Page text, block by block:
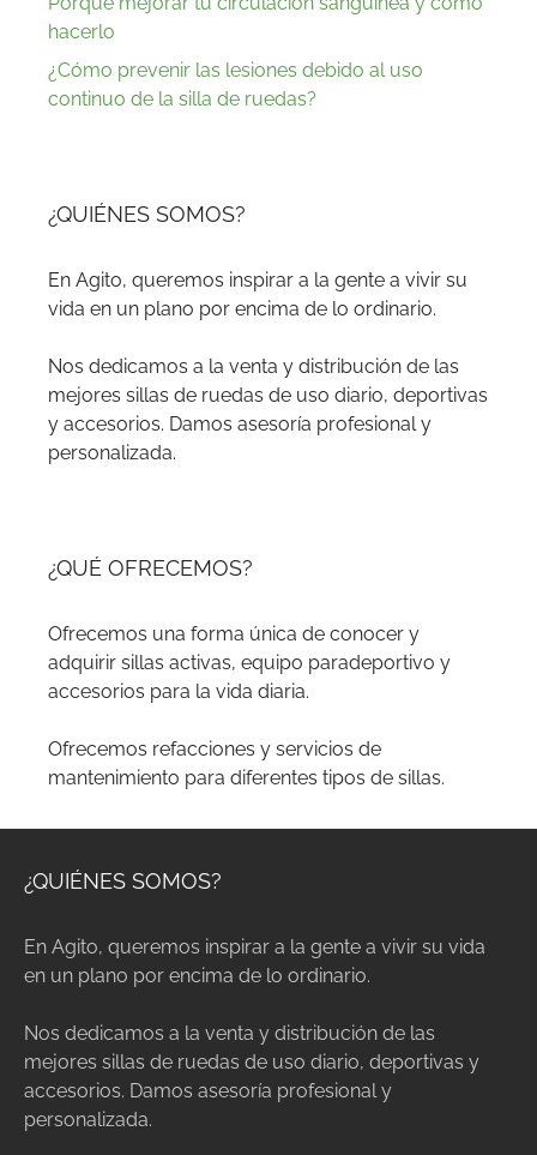
hacerlo
¿Cómo prevenir las lesiones debido al uso
continuo de la silla de ruedas?
¿QUIÉNES SOMOS?
En Agito, queremos inspirar a la gente a vivir su
vida en un plano por encima de lo ordinario.
Nos dedicamos a la venta y distribución de las
mejores sillas de ruedas de uso diario, deportivas
y accesorios. Damos asesoría profesional y
personalizada.
¿QUÉ OFRECEMOS?
Ofrecemos una forma única de conocer y
adquirir sillas activas, equipo paradeportivo y
accesorios para la vida diaria.
Ofrecemos refacciones y servicios de
mantenimiento para diferentes tipos de sillas.
¿QUIÉNES SOMOS?
En Agito, queremos inspirar a la gente a vivir su vida
en un plano por encima de lo ordinario.
Nos dedicamos a la venta y distribución de las
mejores sillas de ruedas de uso diario, deportivas y
accesorios. Damos asesoría profesional y
personalizada.